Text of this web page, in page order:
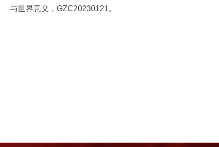
与世界意义，GZC20230121。